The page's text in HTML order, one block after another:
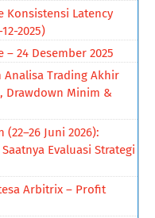
Konsistensi Latency
2025)
– 24 Desember 2025
Analisa Trading Akhir
Drawdown Minim &
Juni 2026):
Evaluasi Strategi
Arbitrix – Profit